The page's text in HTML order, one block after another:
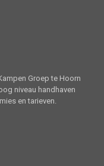
Groep te Hoorn
niveau handhaven
en tarieven.